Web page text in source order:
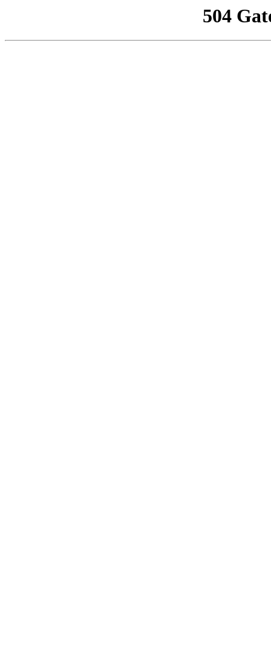
504